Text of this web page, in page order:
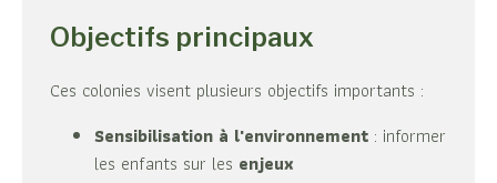
Objectifs principaux
Ces colonies visent plusieurs objectifs importants :
Sensibilisation à l'environnement : informer
les enfants sur les enjeux